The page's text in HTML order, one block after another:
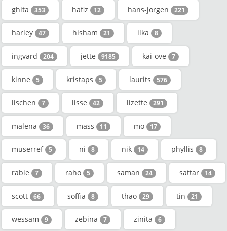
ghita 353 hafiz 12 hans-jorgen 221
harley 47 hisham 21 ilka 8
ingvard 204 jette 9185 kai-ove 7
kinne 5 kristaps 5 laurits 576
lischen 7 lisse 42 lizette 291
malena 36 mass 11 mo 17
müserref 5 ni 8 nik 14 phyllis 8
rabie 7 raho 5 saman 24 sattar 14
scott 66 soffia 8 thao 29 tin 21
wessam 9 zebina 7 zinita 6